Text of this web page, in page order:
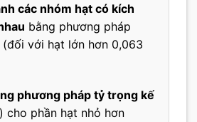
các nhóm hạt có kích
bằng phương pháp
với hạt lớn hơn 0,063
phương pháp tỷ trọng kế
cho phần hạt nhỏ hơn